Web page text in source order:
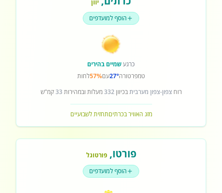
יוון
הוסף למועדפים
כרגעשמיים בהירים
טמפרטורה27°עם57%לחות
רוחצפון-צפון מערביתבכיוון332מעלות ובמהירות 33קמ"ש
מזג האוויר בכרתיםתחזית לשבועיים
פורטו,פורטוגל
הוסף למועדפים